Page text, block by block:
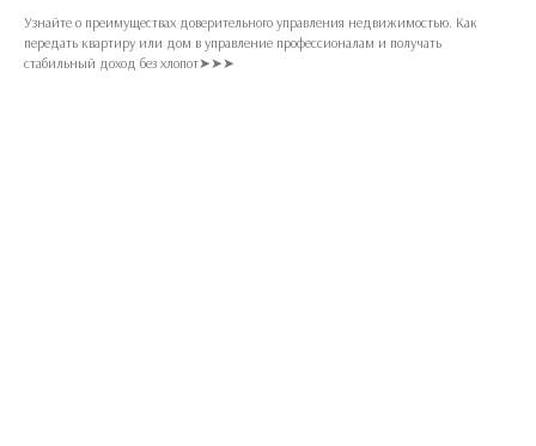
Узнайте о преимуществах доверительного управления недвижимостью. Как
передать квартиру или дом в управление профессионалам и получать
стабильный доход без хлопот➤➤➤